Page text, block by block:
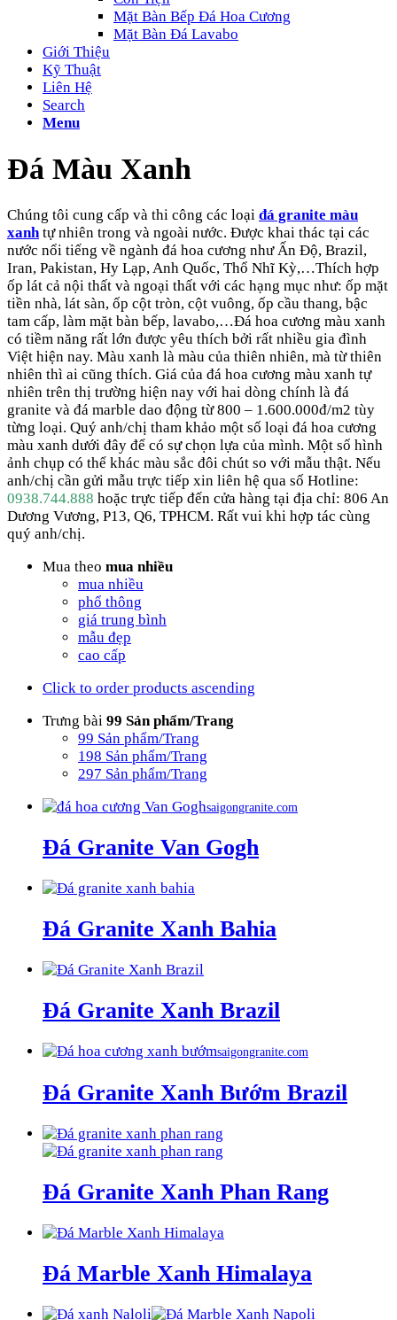
Mặt Bàn Bếp Đá Hoa Cương
Mặt Bàn Đá Lavabo
Giới Thiệu
Kỹ Thuật
Liên Hệ
Search
Menu
Đá Màu Xanh
Chúng tôi cung cấp và thi công các loại đá granite màu
xanh tự nhiên trong và ngoài nước. Được khai thác tại các
nước nổi tiếng về ngành đá hoa cương như Ấn Độ, Brazil,
Iran, Pakistan, Hy Lạp, Anh Quốc, Thổ Nhĩ Kỳ,…Thích hợp
ốp lát cả nội thất và ngoại thất với các hạng mục như: ốp mặt
tiền nhà, lát sàn, ốp cột tròn, cột vuông, ốp cầu thang, bậc
tam cấp, làm mặt bàn bếp, lavabo,…Đá hoa cương màu xanh
có tiềm năng rất lớn được yêu thích bởi rất nhiều gia đình
Việt hiện nay. Màu xanh là màu của thiên nhiên, mà từ thiên
nhiên thì ai cũng thích. Giá của đá hoa cương màu xanh tự
nhiên trên thị trường hiện nay với hai dòng chính là đá
granite và đá marble dao động từ 800 – 1.600.000đ/m2 tùy
từng loại. Quý anh/chị tham khảo một số loại đá hoa cương
màu xanh dưới đây để có sự chọn lựa của mình. Một số hình
ảnh chụp có thể khác màu sắc đôi chút so với mẫu thật. Nếu
anh/chị cần gửi mẫu trực tiếp xin liên hệ qua số Hotline:
0938.744.888 hoặc trực tiếp đến cửa hàng tại địa chỉ: 806 An
Dương Vương, P13, Q6, TPHCM. Rất vui khi hợp tác cùng
quý anh/chị.
Mua theo mua nhiều
mua nhiều
phổ thông
giá trung bình
mẫu đẹp
cao cấp
Click to order products ascending
Trưng bài 99 Sản phẩm/Trang
99 Sản phẩm/Trang
198 Sản phẩm/Trang
297 Sản phẩm/Trang
saigongranite.com
Đá Granite Van Gogh
Đá Granite Xanh Bahia
Đá Granite Xanh Brazil
saigongranite.com
Đá Granite Xanh Bướm Brazil
Đá Granite Xanh Phan Rang
Đá Marble Xanh Himalaya